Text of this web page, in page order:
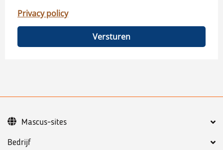
Privacy policy
Versturen
Bedrijf
Mascus-sites